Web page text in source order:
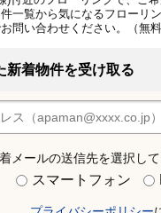
一覧から気になるフローリ
問い合わせください。（無料
新着物件を受け取る
メールの送信先を選択し
スマートフォン